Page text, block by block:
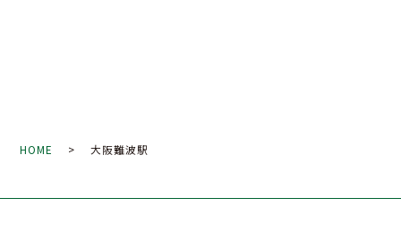
HOME > 大阪難波駅